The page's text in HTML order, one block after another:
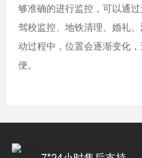
够准确的进行监控，可以通
驾校监控、地铁清理、婚礼
动过程中，位置会逐渐变化
便。